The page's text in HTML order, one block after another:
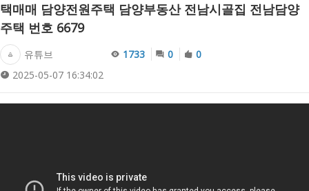
택매매 담양전원주택 담양부동산 전남시골집 전남담양
주택 번호 6679
유튜브
2025-05-07 16:34:02
1733 0 0